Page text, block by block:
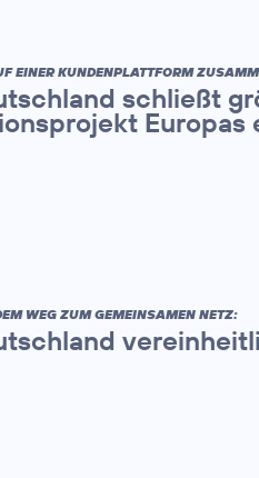
EINER KUNDENPLATTFORM
schließt
Europas
WEG ZUM GEMEINSAMEN NETZ: